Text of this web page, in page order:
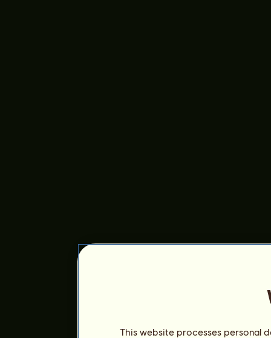
This website processes personal